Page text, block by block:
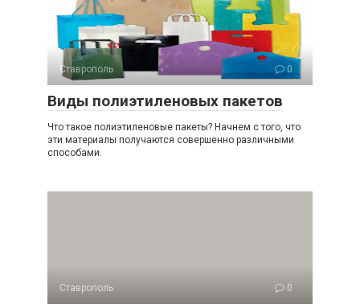
Ставрополь 0
Виды полиэтиленовых пакетов
Что такое полиэтиленовые пакеты? Начнем с того, что
эти материалы получаются совершенно различными
способами.
Ставрополь 0